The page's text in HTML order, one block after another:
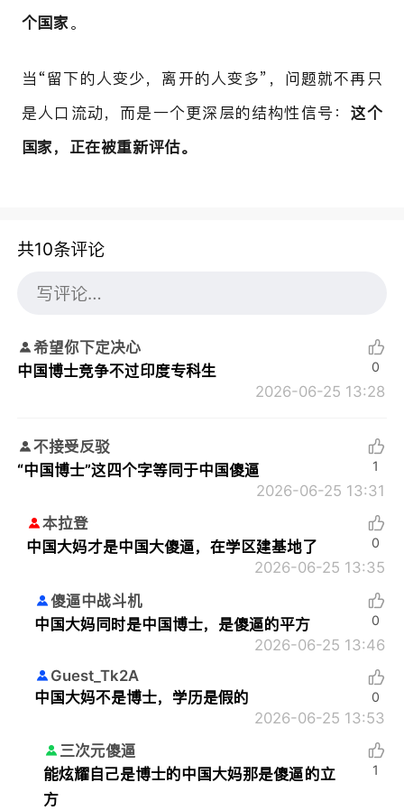
个国家。
当“留下的人变少，离开的人变多”，问题就不再只
是人口流动，而是一个更深层的结构性信号： 这个
国家，正在被重新评估。
共10条评论
希望你下定决心
中国博士竞争不过印度专科生
2026-06-25 13:28
0
不接受反驳
“中国博士”这四个字等同于中国傻逼
2026-06-25 13:31
1
本拉登
中国大妈才是中国大傻逼，在学区建基地了
2026-06-25 13:35
0
傻逼中战斗机
中国大妈同时是中国博士，是傻逼的平方
2026-06-25 13:46
0
Guest_Tk2A
中国大妈不是博士，学历是假的
2026-06-25 13:53
0
三次元傻逼
能炫耀自己是博士的中国大妈那是傻逼的立
方
1